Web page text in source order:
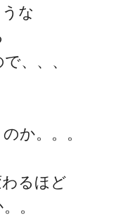
な
、、、
か。。。
るほど
。